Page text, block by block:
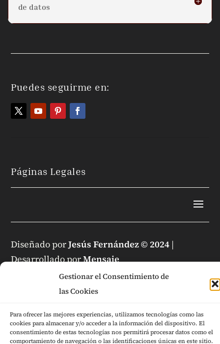
Gestionar el Consentimiento de
las Cookies
Para ofrecer las mejores experiencias, utilizamos tecnologías como las
cookies para almacenar y/o acceder a la información del dispositivo. El
consentimiento de estas tecnologías nos permitirá procesar datos como el
comportamiento de navegación o las identificaciones únicas en este sitio.
de datos
Puedes seguirme en:
Páginas Legales
Diseñado porJesús Fernández © 2024 |
Desarrollado porMensaje